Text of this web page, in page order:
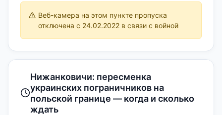
Веб-камера на этом пункте пропуска
отключена с 24.02.2022 в связи с войной
Нижанковичи: пересменка
украинских пограничников на
польской границе — когда и сколько
ждать